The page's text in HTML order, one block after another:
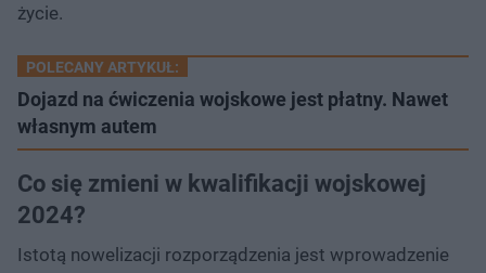
życie.
POLECANY ARTYKUŁ:
Dojazd na ćwiczenia wojskowe jest płatny. Nawet
własnym autem
Co się zmieni w kwalifikacji wojskowej
2024?
Istotą nowelizacji rozporządzenia jest wprowadzenie